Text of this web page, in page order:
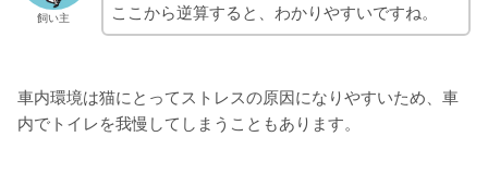
飼い主
ここから逆算すると、わかりやすいですね。
車内環境は猫にとってストレスの原因になりやすいため、車
内でトイレを我慢してしまうこともあります。